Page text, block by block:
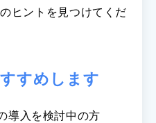
ヒントを見つけてくだ
すめします
入を検討中の方